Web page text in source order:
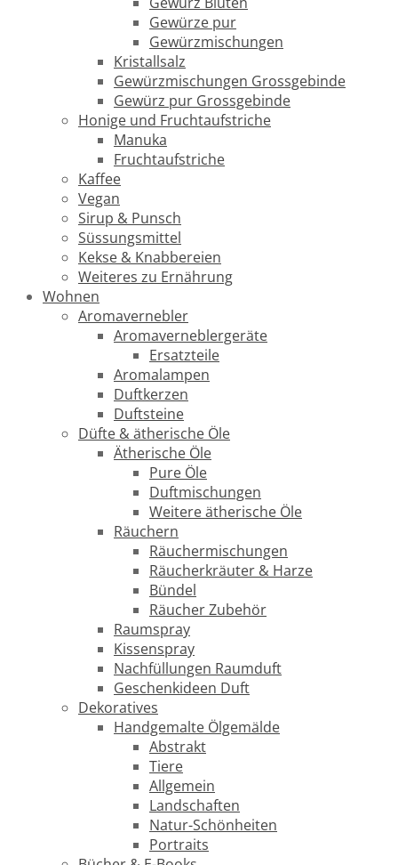
Gewürze pur
Gewürzmischungen
Kristallsalz
Gewürzmischungen Grossgebinde
Gewürz pur Grossgebinde
Honige und Fruchtaufstriche
Manuka
Fruchtaufstriche
Kaffee
Vegan
Sirup & Punsch
Süssungsmittel
Kekse & Knabbereien
Weiteres zu Ernährung
Wohnen
Aromavernebler
Aromaverneblergeräte
Ersatzteile
Aromalampen
Duftkerzen
Duftsteine
Düfte & ätherische Öle
Ätherische Öle
Pure Öle
Duftmischungen
Weitere ätherische Öle
Räuchern
Räuchermischungen
Räucherkräuter & Harze
Bündel
Räucher Zubehör
Raumspray
Kissenspray
Nachfüllungen Raumduft
Geschenkideen Duft
Dekoratives
Handgemalte Ölgemälde
Abstrakt
Tiere
Allgemein
Landschaften
Natur-Schönheiten
Portraits